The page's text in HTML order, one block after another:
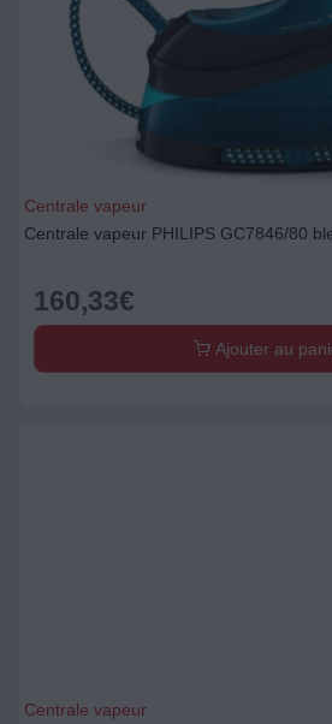
Centrale vapeur
Centrale vapeur PHILIPS GC7846/80
160,33€
Ajouter au
Centrale vapeur